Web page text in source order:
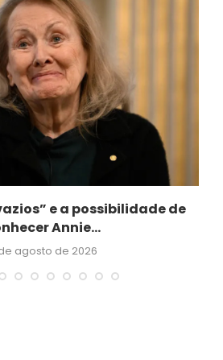
e a possibilidade de
Annie...
agosto de 2026